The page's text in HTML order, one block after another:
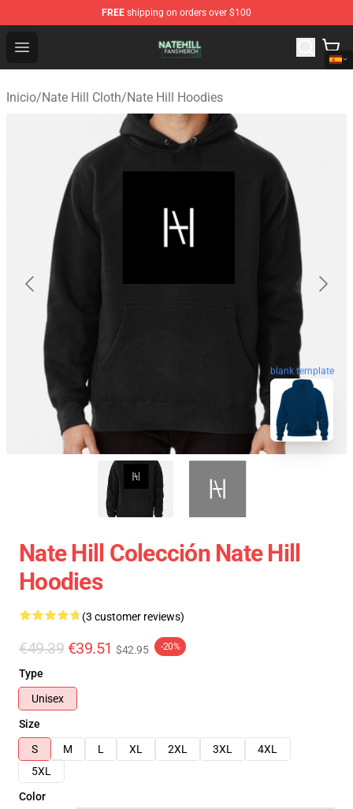
FREE shipping on orders over $100
Open menu
Nate Hill Shop - Official Nate Hill Merchandise Store
Inicio/Nate Hill Cloth/Nate Hill Hoodies
blank template
Nate Hill Colección Nate Hill
Hoodies
(3 customer reviews)
€49.39 €39.51 $42.95 -20%
Type
Unisex
Size
S
M L XL 2XL 3XL
4XL
5XL
Color